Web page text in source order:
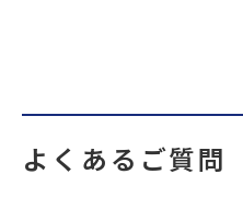
よくあるご質問